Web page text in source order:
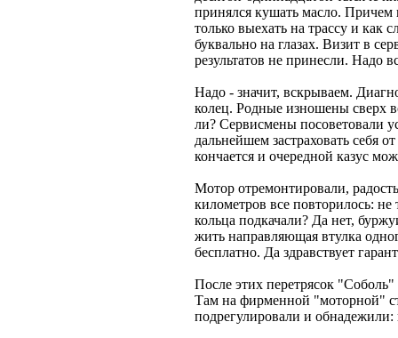
принялся кушать масло. Причем
только выехать на трассу и как
буквально на глазах. Визит в
результатов не принесли. Надо
Надо - значит, вскрываем.
колец. Родные изношены сверх
ли? Сервисмены посоветовали
дальнейшем застраховать себя
кончается и очередной казус
Мотор отремонтировали,
километров все повторилось:
кольца подкачали? Да нет,
жить направляющая втулка
бесплатно. Да здравствует
После этих перетрясок "Соболь"
Там на фирменной "моторной"
подрегулировали и обнадежили: